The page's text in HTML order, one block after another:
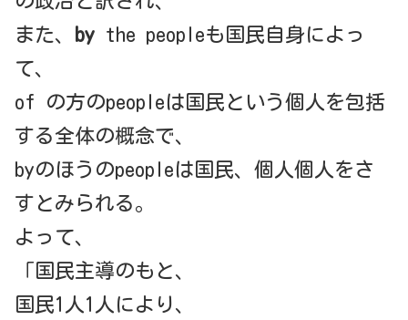
また、
by the peopleも国民自身によっ
て、
of の方のpeopleは国民という個人を包括
する全体の概念で、
byのほうのpeopleは国民、個人個人をさ
すとみられる。
よって、
「国民主導のもと、
国民1人1人により、